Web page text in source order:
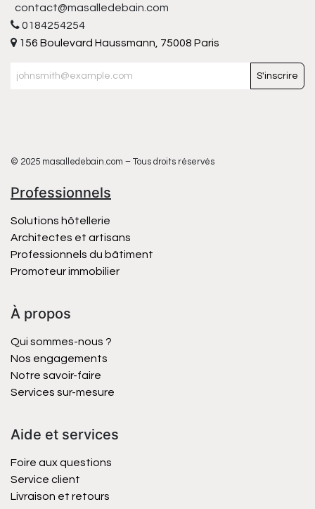
contact@masalledebain.com
0184254254
156 Boulevard Haussmann, 75008 Paris
S'inscrire
© 2025 masalledebain.com – Tous droits réservés
Professionnels
Solutions hôtellerie
Architectes et artisans
Professionnels du bâtiment
Promoteur immobilier
À propos
Qui sommes-nous ?
Nos engagements
Notre savoir-faire
Services sur-mesure
Aide et services
Foire aux questions
Service client
Livraison et retours